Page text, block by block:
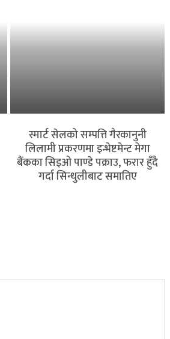
स्मार्ट सेलको सम्पत्ति गैरकानुनी
लिलामी प्रकरणमा इन्भेष्टमेन्ट मेगा
बैंकका सिइओ पाण्डे पक्राउ, फरार हुँदै
गर्दा सिन्धुलीबाट समातिए